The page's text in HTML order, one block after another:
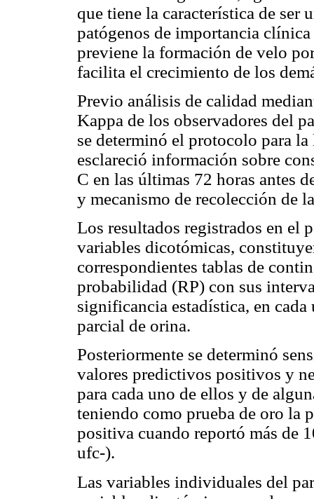
que tiene la característica de
patógenos de importancia
previene la formación de velo
facilita el crecimiento de los
Previo análisis de calidad
Kappa de los observadores del
se determinó el protocolo para
esclareció información sobre
C en las últimas 72 horas antes
y mecanismo de recolección de
Los resultados registrados en el
variables dicotómicas,
correspondientes tablas de
probabilidad (RP) con sus
significancia estadística, en
parcial de orina.
Posteriormente se determinó
valores predictivos positivos y
para cada uno de ellos y de
teniendo como prueba de oro la
positiva cuando reportó más de
ufc-).
Las variables individuales del